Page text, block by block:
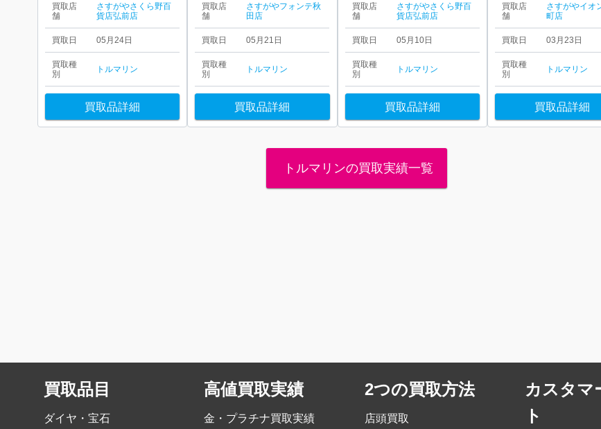
買取店
舗
さすがやさくら野百
貨店弘前店
買取日 05月24日
買取種
別
トルマリン
買取品詳細
買取店
舗
さすがやフォンテ秋
田店
買取日 05月21日
買取種
別
トルマリン
買取品詳細
買取店
舗
さすがやさくら野百
貨店弘前店
買取日 05月10日
買取種
別
トルマリン
買取品詳細
買取店
舗
さすがやイオ
町店
買取日 03月23日
買取種
別
トルマリン
買取品詳細
トルマリンの買取実績一覧
買取品目
ダイヤ・宝石
高値買取実績
金・プラチナ買取実績
2つの買取方法
店頭買取
カスタマ
ト